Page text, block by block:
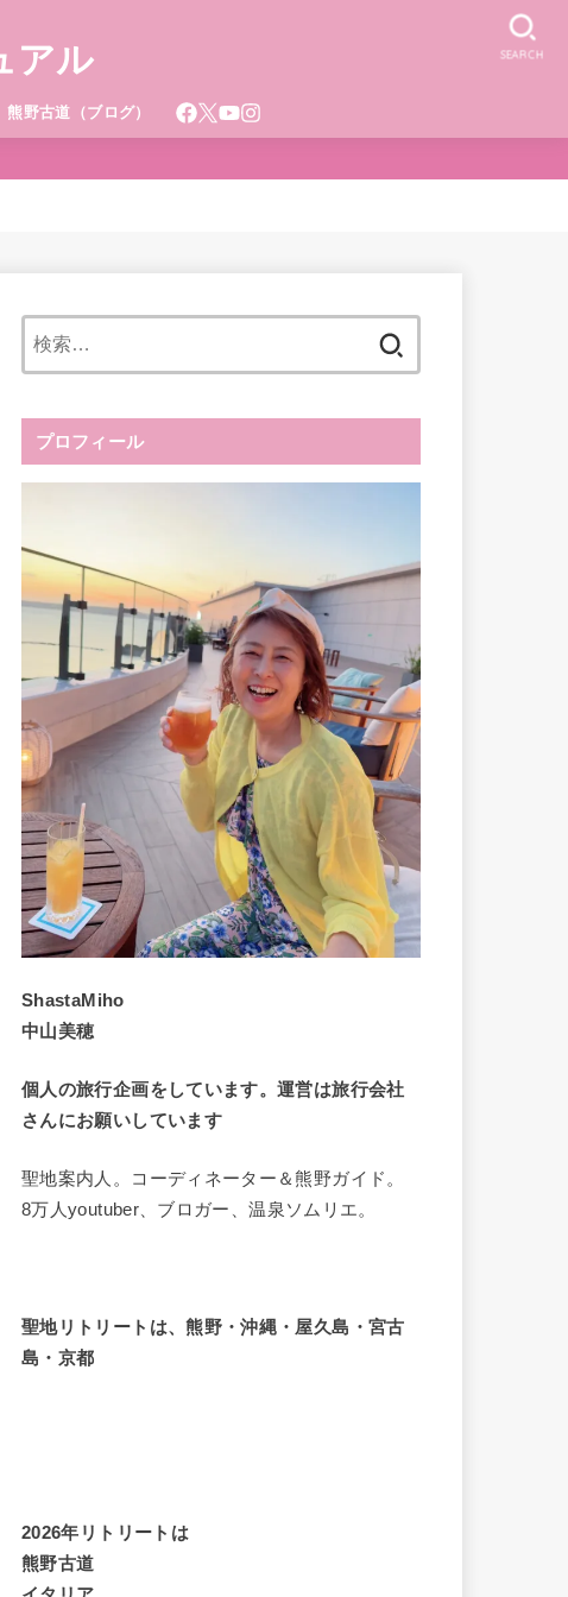
アル
熊野古道（ブログ）
SEARCH
プロフィール
ShastaMiho
中山美穂
個人の旅行企画をしています。運営は旅行会社
さんにお願いしています
聖地案内人。コーディネーター＆熊野ガイド。
8万人youtuber、ブロガー、温泉ソムリエ。
聖地リトリートは、熊野・沖縄・屋久島・宮古
島・京都
2026年リトリートは
熊野古道